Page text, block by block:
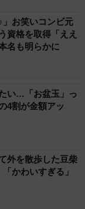
」お笑いコンビ元
資格を取得「ええ
名も明らかに
い…「お盆玉」っ
4割が金額アッ
外を散歩した豆柴
かわいすぎる」